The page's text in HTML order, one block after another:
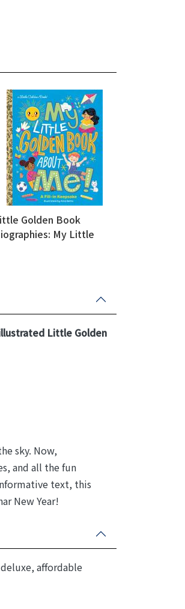
Golden Book
My Little
Little Golden
sky. Now,
and all the fun
text, this
New Year!
affordable